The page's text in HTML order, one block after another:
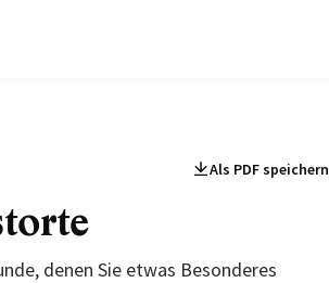
Als PDF speichern
denen Sie etwas Besonderes